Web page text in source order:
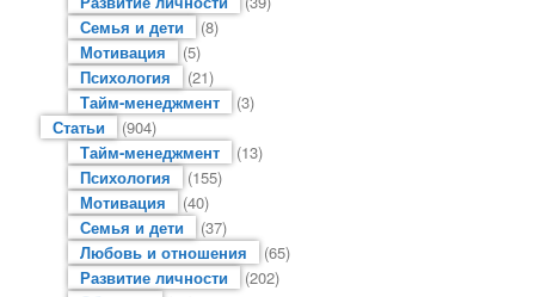
Семья и дети
(8)
Мотивация
(5)
Психология
(21)
Тайм-менеджмент
(3)
Статьи
(904)
Тайм-менеджмент
(13)
Психология
(155)
Мотивация
(40)
Семья и дети
(37)
Любовь и отношения
(65)
Развитие личности
(202)